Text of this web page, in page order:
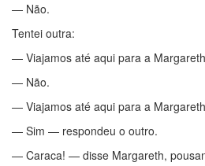
— Não.
Tentei outra:
— Viajamos até aqui para a
— Não.
— Viajamos até aqui para a
— Sim — respondeu o outro.
— Caraca! — disse Margareth,